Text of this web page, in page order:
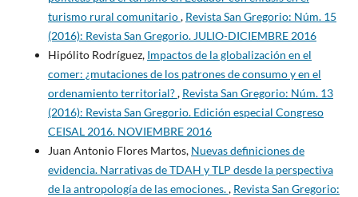
turismo rural comunitario, Revista San Gregorio: Núm. 15
(2016): Revista San Gregorio. JULIO-DICIEMBRE 2016
Hipólito Rodríguez, Impactos de la globalización en el
comer: ¿mutaciones de los patrones de consumo y en el
ordenamiento territorial?, Revista San Gregorio: Núm. 13
(2016): Revista San Gregorio. Edición especial Congreso
CEISAL 2016. NOVIEMBRE 2016
Juan Antonio Flores Martos, Nuevas definiciones de
evidencia. Narrativas de TDAH y TLP desde la perspectiva
de la antropología de las emociones., Revista San Gregorio: